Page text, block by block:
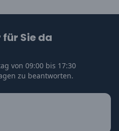
Sie da
von 09:00 bis 17:30
zu beantworten.